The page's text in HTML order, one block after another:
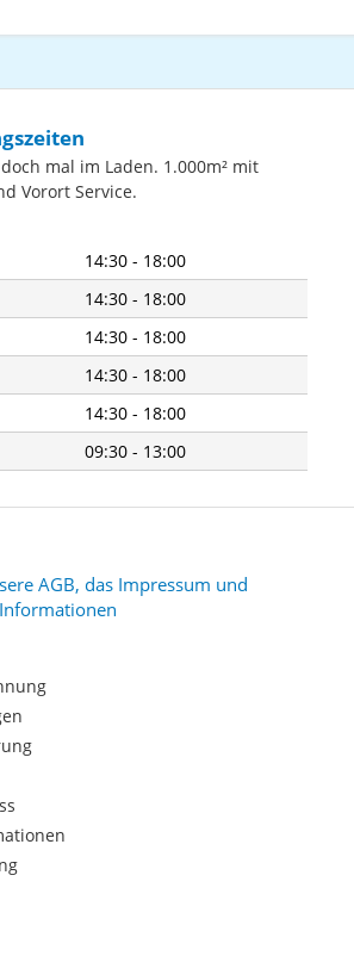
mal im Laden. 1.000m² mit
Vorort Service.
14:30 - 18:00
14:30 - 18:00
14:30 - 18:00
14:30 - 18:00
14:30 - 18:00
09:30 - 13:00
AGB, das Impressum und